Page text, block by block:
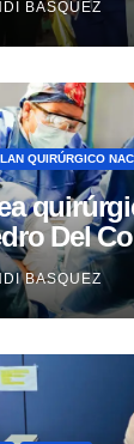
BASQUEZ
QUIRÚRGICO
Del
BASQUEZ